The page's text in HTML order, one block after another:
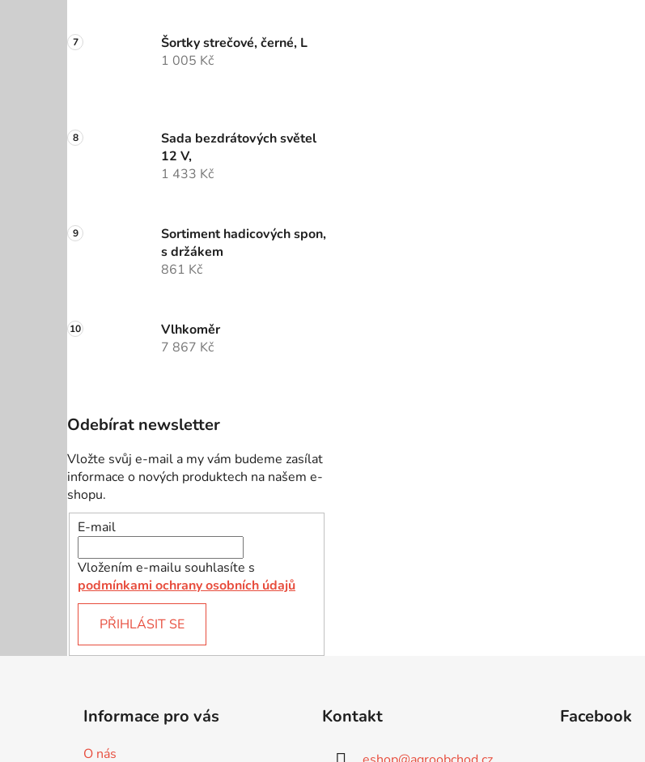
Šortky strečové, černé, L
1 005 Kč
Sada bezdrátových světel
12 V,
1 433 Kč
Sortiment hadicových spon,
s držákem
861 Kč
Vlhkoměr
7 867 Kč
Odebírat newsletter
Vložte svůj e-mail a my vám budeme zasílat
informace o nových produktech na našem e-
shopu.
E-mail
Vložením e-mailu souhlasíte s
podmínkami ochrany osobních údajů
PŘIHLÁSIT SE
Informace pro vás
O nás
Kontakt Facebook